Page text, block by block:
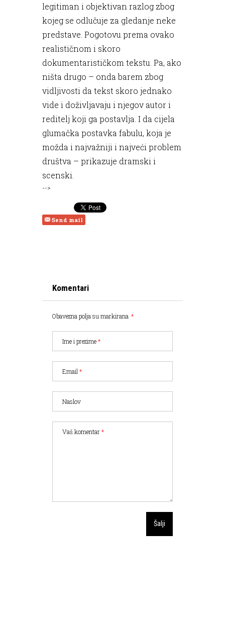
legitiman i objektivan razlog zbog
kojeg se odlučuje za gledanje neke
predstave. Pogotovu prema ovako
realističnom i skoro
dokumentarističkom tekstu. Pa, ako
ništa drugo – onda barem zbog
vidljivosti da tekst skoro jednako
vide i doživljavaju i njegov autor i
reditelj koji ga postavlja. I da cijela
glumačka postavka fabulu, koja je
možda i najvažniji i najveći problem
društva – prikazuje dramski i
scenski.
-->
Send mail
Komentari
Obavezna polja su markirana *
Ime i prezime*
Email *
Naslov
Vaš komentar*